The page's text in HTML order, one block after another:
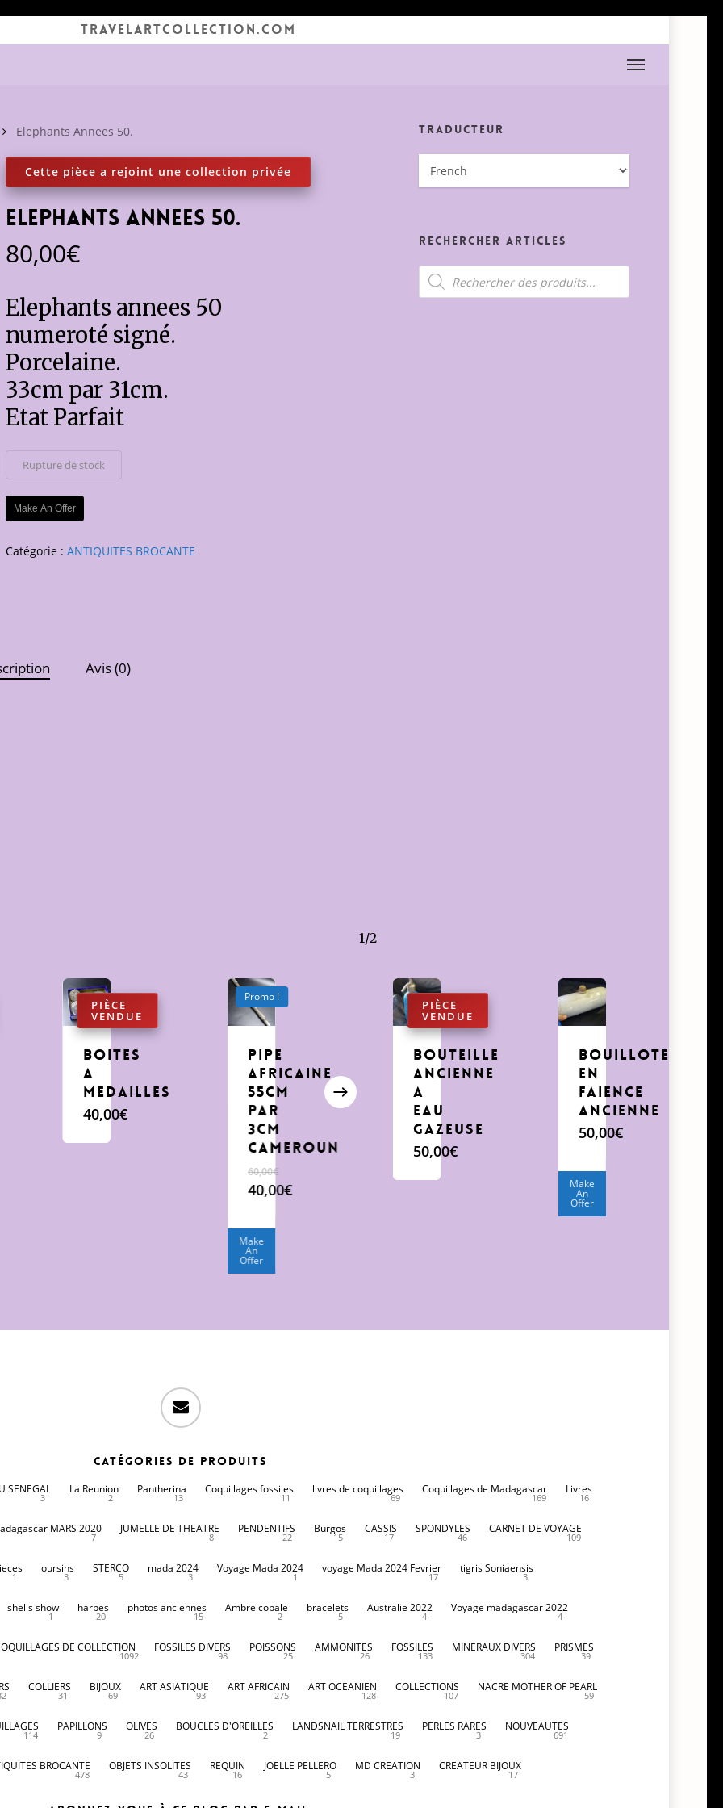
TRAVELARTCOLLECTION.COM
Menu
Elephants Annees 50.
Elephants Annees 50.
80,00€
Elephants annees 50
numeroté signé.
Porcelaine.
33cm par 31cm.
Etat Parfait
Rupture de stock
Make An Offer
Catégorie :ANTIQUITES BROCANTE
Avis (0)
1/2
boites
a
medailles
40,00€
Promo !
pipe
africaine
55cm
par
3cm
Cameroun
60,00€
Le
initial
était :
60,00€.
40,00€
prix
actuel
est :
40,00€.
Make
An
Offer
bouteille
ancienne
a
eau
gazeuse
50,00€
bouillote
en
faience
ancienne
50,00€
Make
An
Offer
Traducteur
Rechercher Articles
Recherche
de
produits
email
Catégories de produits
SENEGAL
3
La Reunion
2
Pantherina
13
Coquillages fossiles
11
livres de coquillages
69
Coquillages de Madagascar
169
Livres
16
MARS 2020
7
JUMELLE DE THEATRE
8
PENDENTIFS
22
Burgos
15
CASSIS
17
SPONDYLES
46
CARNET DE VOYAGE
109
1
oursins
3
STERCO
5
mada 2024
3
Voyage Mada 2024
1
voyage Mada 2024 Fevrier
17
tigris Soniaensis
3
shells show
1
harpes
20
photos anciennes
15
Ambre copale
2
bracelets
5
Australie 2022
4
Voyage madagascar 2022
4
DE COLLECTION
1092
FOSSILES DIVERS
98
POISSONS
25
AMMONITES
26
FOSSILES
133
MINERAUX DIVERS
304
PRISMES
39
COLLIERS
31
BIJOUX
69
ART ASIATIQUE
93
ART AFRICAIN
275
ART OCEANIEN
128
COLLECTIONS
107
NACRE MOTHER OF PEARL
59
114
PAPILLONS
9
OLIVES
26
BOUCLES D'OREILLES
2
LANDSNAIL TERRESTRES
19
PERLES RARES
3
NOUVEAUTES
691
BROCANTE
478
OBJETS INSOLITES
43
REQUIN
16
JOELLE PELLERO
5
MD CREATION
3
CREATEUR BIJOUX
17